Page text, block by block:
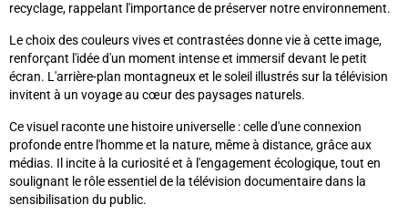
recyclage, rappelant l'importance de préserver notre environnement.
Le choix des couleurs vives et contrastées donne vie à cette image,
renforçant l'idée d'un moment intense et immersif devant le petit
écran. L'arrière-plan montagneux et le soleil illustrés sur la télévision
invitent à un voyage au cœur des paysages naturels.
Ce visuel raconte une histoire universelle : celle d'une connexion
profonde entre l'homme et la nature, même à distance, grâce aux
médias. Il incite à la curiosité et à l'engagement écologique, tout en
soulignant le rôle essentiel de la télévision documentaire dans la
sensibilisation du public.